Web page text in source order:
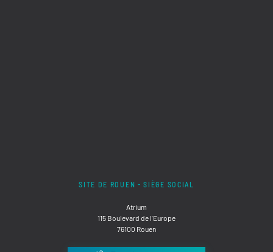
SITE DE ROUEN - SIÈGE SOCIAL
Atrium
115 Boulevard de l'Europe
76100 Rouen